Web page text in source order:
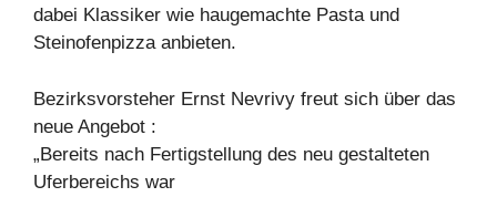
dabei Klassiker wie haugemachte Pasta und
Steinofenpizza anbieten.
Bezirksvorsteher Ernst Nevrivy freut sich über das
neue Angebot :
„Bereits nach Fertigstellung des neu gestalteten
Uferbereichs war